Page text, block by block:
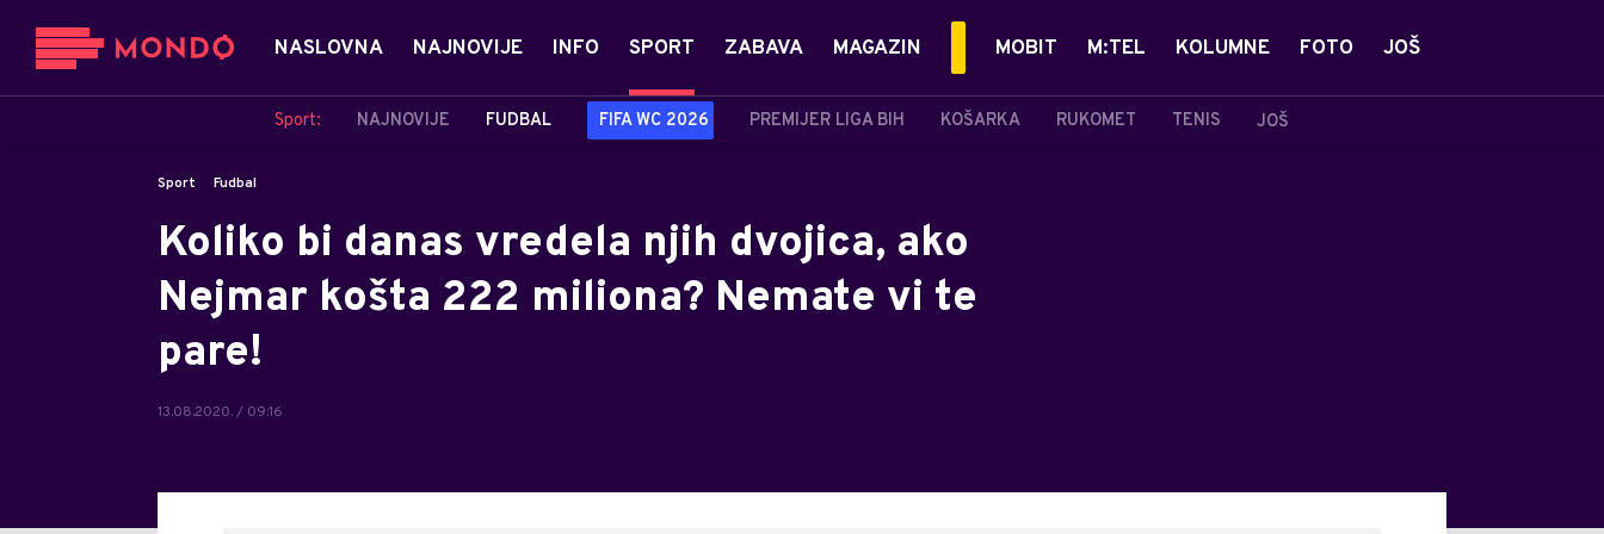
NASLOVNA NAJNOVIJE INFO SPORT
Sport: NAJNOVIJE FUDBAL FIFA WC 2026 PREMIJER LIGA BIH KOŠARKA RUKOMET TENIS JOŠ
ZABAVA MAGAZIN MOBIT M:TEL KOLUMNE FOTO JOŠ
Sport Fudbal
Koliko bi danas vredela njih dvojica, ako
Nejmar košta 222 miliona? Nemate vi te
pare!
13.08.2020. / 09:16